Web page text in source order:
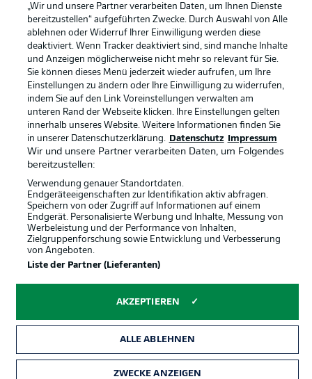
Datenschutz Nutzungsbedingungen
Broadcaster Kontakt
Jobs Impressum
Partner Spieler
Liveticker AGB
© 2026 Bundesliga-Gruppe GmbH
Anzeige Modus
„Wir und unsere Partner verarbeiten Daten, um Ihnen Dienste
bereitzustellen“ aufgeführten Zwecke. Durch Auswahl von Alle
ablehnen oder Widerruf Ihrer Einwilligung werden diese
deaktiviert. Wenn Tracker deaktiviert sind, sind manche Inhalte
und Anzeigen möglicherweise nicht mehr so relevant für Sie.
Sie können dieses Menü jederzeit wieder aufrufen, um Ihre
Einstellungen zu ändern oder Ihre Einwilligung zu widerrufen,
indem Sie auf den Link Voreinstellungen verwalten am
unteren Rand der Webseite klicken. Ihre Einstellungen gelten
innerhalb unseres Website. Weitere Informationen finden Sie
in unserer Datenschutzerklärung.
Datenschutz Impressum
Wir und unsere Partner verarbeiten Daten, um Folgendes
bereitzustellen:
Verwendung genauer Standortdaten.
Endgeräteeigenschaften zur Identifikation aktiv abfragen.
Speichern von oder Zugriff auf Informationen auf einem
Endgerät. Personalisierte Werbung und Inhalte, Messung von
Werbeleistung und der Performance von Inhalten,
Zielgruppenforschung sowie Entwicklung und Verbesserung
von Angeboten.
Liste der Partner (Lieferanten)
AKZEPTIEREN
ALLE ABLEHNEN
ZWECKE ANZEIGEN